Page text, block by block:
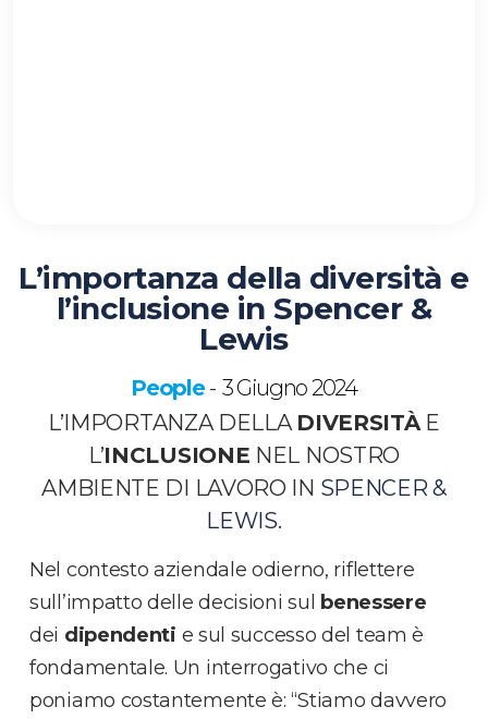
L’importanza della diversità e
l’inclusione in Spencer &
Lewis
People - 3 Giugno 2024
L’IMPORTANZA DELLA DIVERSITÀE
L’INCLUSIONE NEL NOSTRO
AMBIENTE DI LAVORO IN SPENCER &
LEWIS.
Nel contesto aziendale odierno, riflettere
sull’impatto delle decisioni sul benessere
dei dipendenti e sul successo del team è
fondamentale. Un interrogativo che ci
poniamo costantemente è: “Stiamo davvero